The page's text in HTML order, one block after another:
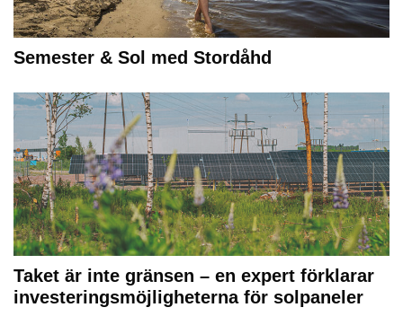
Semester & Sol med Stordåhd
Taket är inte gränsen – en expert förklarar
investeringsmöjligheterna för solpaneler